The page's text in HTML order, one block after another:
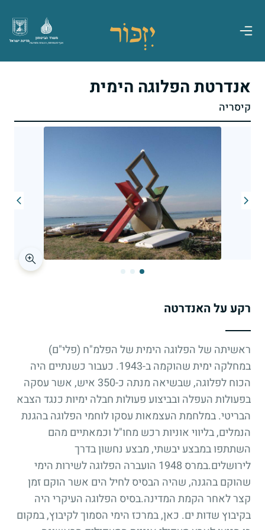
מדינת ישראל
משרד הביטחון
אגף משפחות, הנצחה ומורשת
אנדרטת הפלוגה הימית
קיסריה
רקע על האנדרטה
ראשיתה של הפלוגה הימית של הפלמ"ח (פלי"ם)
במחלקה ימית שהוקמה ב-1943. כעבור כשנתיים היה
הכוח לפלוגה, שבשיאה מנתה כ-350 איש, אשר עסקה
בפעולות העפלה ובביצוע פעולות חבלה ימיות כנגד הצבא
הבריטי. במלחמת העצמאות עסקו לוחמי הפלוגה בהגנת
הנמלים, בליווי אוניות רכש מחו"ל וכמאתיים מהם
השתתפו במבצע יבשתי, מבצע נחשון בדרך
לירושלים.במרס 1948 הועברה הפלוגה לשירות הימי
שהוקם בהגנה, שהיה הבסיס לחיל הים אשר הוקם זמן
קצר לאחר הקמת המדינה.בסיס הפלוגה העיקרי היה
בקיבוץ שדות ים. כאן, במרכז הימי הסמוך לקיבוץ, במקום